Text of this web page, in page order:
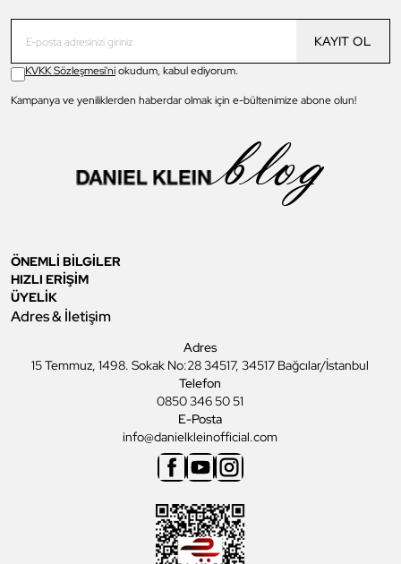
KAYIT OL
KVKK Sözleşmesi'niokudum, kabul ediyorum.
Kampanya ve yeniliklerden haberdar olmak için e-bültenimize abone olun!
ÖNEMLİ BİLGİLER
HIZLI ERİŞİM
ÜYELİK
Adres & İletişim
Adres
15 Temmuz, 1498. Sokak No:28 34517, 34517 Bağcılar/İstanbul
Telefon
0850 346 50 51
E-Posta
info@danielkleinofficial.com
Facebook
YoutubeInstagram